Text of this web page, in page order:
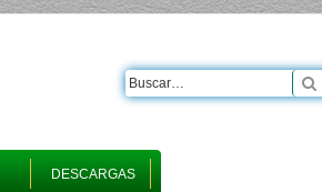
DESCARGAS